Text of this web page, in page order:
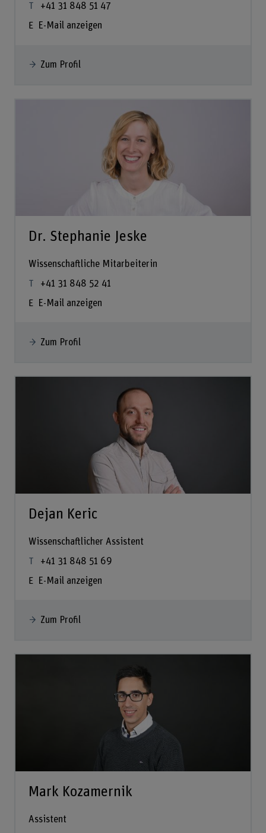
+41 31 848 51 47
E-Mail anzeigen
Zum Profil
Dr. Stephanie Jeske
Wissenschaftliche Mitarbeiterin
+41 31 848 52 41
E-Mail anzeigen
Zum Profil
Dejan Keric
Wissenschaftlicher Assistent
+41 31 848 51 69
E-Mail anzeigen
Zum Profil
Mark Kozamernik
Assistent